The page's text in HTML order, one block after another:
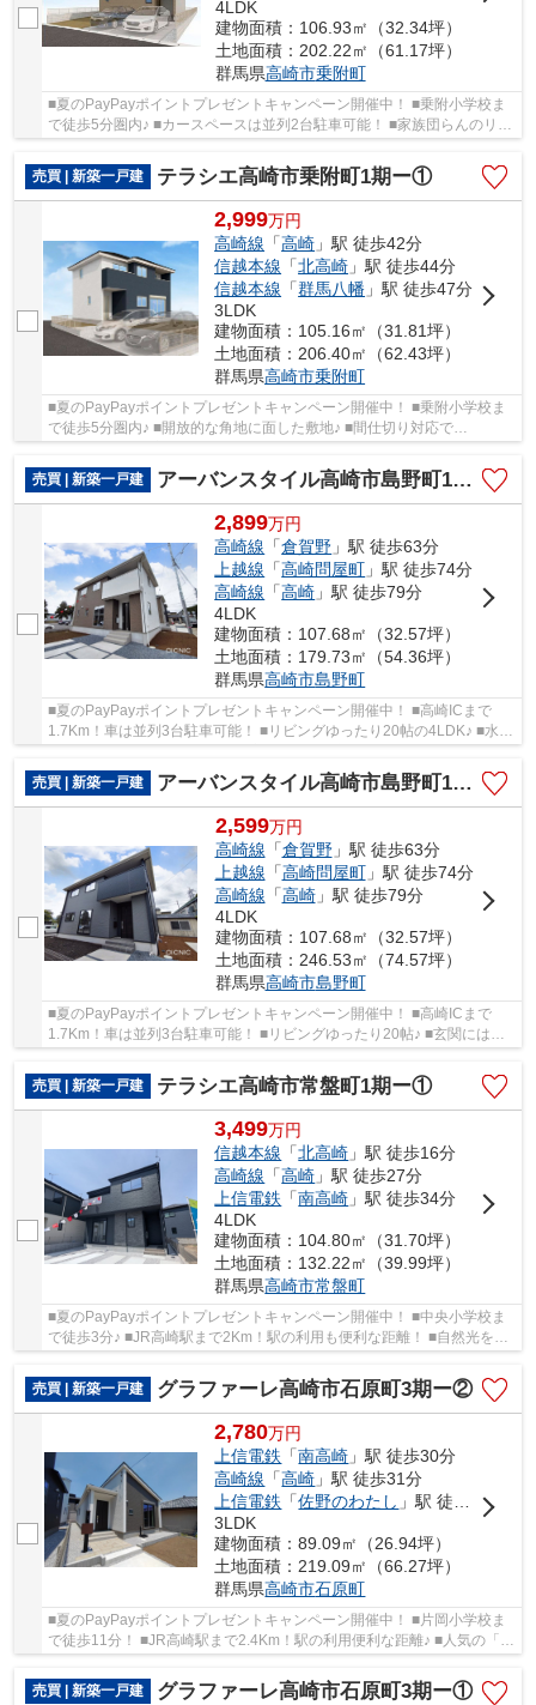
4LDK
建物面積：106.93㎡（32.34坪）
土地面積：202.22㎡（61.17坪）
群馬県高崎市乗附町
■夏のPayPayポイントプレゼントキャンペーン開催中！ ■乗附小学校ま
で徒歩5分圏内♪ ■カースペースは並列2台駐車可能！ ■家族団らんのリビ
売買 | 新築一戸建
テラシエ高崎市乗附町1期ー①
2,999万円
高崎線 「高崎 」駅 徒歩42分
信越本線 「北高崎 」駅 徒歩44分
信越本線 「群馬八幡 」駅 徒歩47分
3LDK
建物面積：105.16㎡（31.81坪）
土地面積：206.40㎡（62.43坪）
群馬県高崎市乗附町
■夏のPayPayポイントプレゼントキャンペーン開催中！ ■乗附小学校ま
で徒歩5分圏内♪ ■開放的な角地に面した敷地♪ ■間仕切り対応で
売買 | 新築一戸建
アーバンスタイル高崎市島野町1期ー③
2,899万円
高崎線 「倉賀野 」駅 徒歩63分
上越線 「高崎問屋町 」駅 徒歩74分
高崎線 「高崎 」駅 徒歩79分
4LDK
建物面積：107.68㎡（32.57坪）
土地面積：179.73㎡（54.36坪）
群馬県高崎市島野町
■夏のPayPayポイントプレゼントキャンペーン開催中！ ■高崎ICまで
1.7Km！車は並列3台駐車可能！ ■リビングゆったり20帖の4LDK♪ ■水回
売買 | 新築一戸建
アーバンスタイル高崎市島野町1期ー①
2,599万円
高崎線 「倉賀野」駅 徒歩63分
上越線 「高崎問屋町」駅 徒歩74分
高崎線 「高崎」駅 徒歩79分
4LDK
建物面積：107.68㎡（32.57坪）
土地面積：246.53㎡（74.57坪）
群馬県高崎市島野町
■夏のPayPayポイントプレゼントキャンペーン開催中！ ■高崎ICまで
1.7Km！車は並列3台駐車可能！ ■リビングゆったり20帖♪ ■玄関には嬉
しいシューズインクローク完備♪ ○京ヶ島小学校ま...
売買 | 新築一戸建
テラシエ高崎市常盤町1期ー①
3,499万円
信越本線 「北高崎 」駅 徒歩16分
高崎線 「高崎 」駅 徒歩27分
上信電鉄 「南高崎 」駅 徒歩34分
4LDK
建物面積：104.80㎡（31.70坪）
土地面積：132.22㎡（39.99坪）
群馬県高崎市常盤町
■夏のPayPayポイントプレゼントキャンペーン開催中！ ■中央小学校ま
で徒歩3分♪ ■JR高崎駅まで2Km！駅の利用も便利な距離！ ■自然光をし
っかり取り込む吹抜け付き間取り！ ○中央小学校...
売買 | 新築一戸建
グラファーレ高崎市石原町3期ー②
2,780万円
上信電鉄 「南高崎 」駅 徒歩30分
高崎線 「高崎 」駅 徒歩31分
上信電鉄 「佐野のわたし 」駅 徒歩37分
3LDK
建物面積：89.09㎡（26.94坪）
土地面積：219.09㎡（66.27坪）
群馬県高崎市石原町
■夏のPayPayポイントプレゼントキャンペーン開催中！ ■片岡小学校ま
で徒歩11分！ ■JR高崎駅まで2.4Km！駅の利用便利な距離♪ ■人気の「平
屋」住宅登場！ファミリークローゼット付！ ○...
売買 | 新築一戸建
グラファーレ高崎市石原町3期ー①